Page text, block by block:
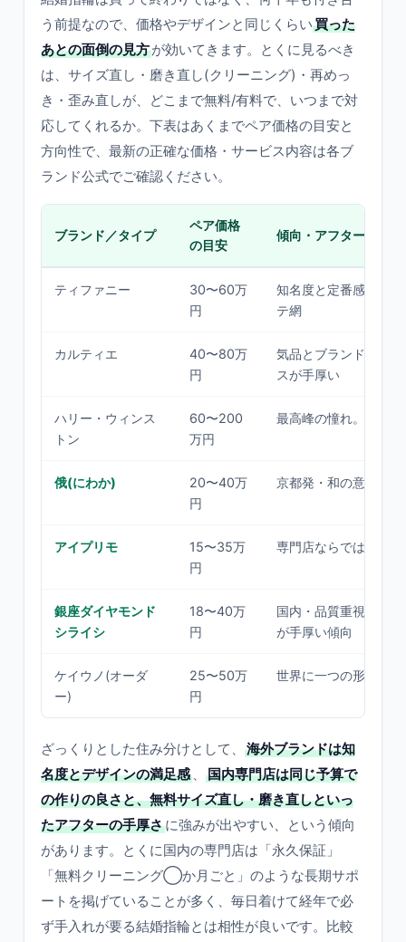
う前提なので、価格やデザインと同じくらい買った
あとの面倒の見方が効いてきます。とくに見るべき
は、サイズ直し・磨き直し(クリーニング)・再めっ
き・歪み直しが、どこまで無料/有料で、いつまで対
応してくれるか。下表はあくまでペア価格の目安と
方向性で、最新の正確な価格・サービス内容は各ブ
ランド公式でご確認ください。
ブランド／タイプ
ペア価格
の目安
傾向・アフターの方向
ティファニー
30〜60万
円
知名度と定番感。世
テ網
カルティエ
40〜80万
円
気品とブランド力。
スが手厚い
ハリー・ウィンス
トン
60〜200
万円
最高峰の憧れ。価格
俄(にわか)
20〜40万
円
京都発・和の意匠と
アイプリモ
15〜35万
円
専門店ならではの選
銀座ダイヤモンド
シライシ
18〜40万
円
国内・品質重視。ア
が手厚い傾向
ケイウノ(オーダ
ー)
25〜50万
円
世界に一つの形を作
ざっくりとした住み分けとして、
海外ブランドは知
名度とデザインの満足感 、
国内専門店は同じ予算で
の作りの良さと、無料サイズ直し・磨き直しといっ
たアフターの手厚さに強みが出やすい、という傾向
があります。とくに国内の専門店は「永久保証」
「無料クリーニング◯か月ごと」のような長期サポ
ートを掲げていることが多く、毎日着けて経年で必
ず手入れが要る結婚指輪とは相性が良いです。比較